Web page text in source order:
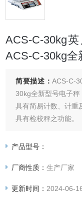
ACS-C-30kg
ACS-C-30kg全
简要描述：ACS-C-
30kg全新型号电子秤
具有简易计数、计重
具有检校秤之功能。
具有15段滤波稳定范
具有设计良好之运送
产品型号：
厂商性质：生产厂家
更新时间： 2024-06-